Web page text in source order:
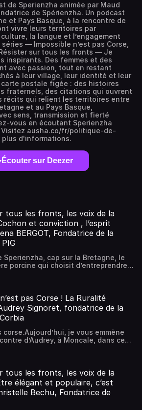
de Sperienzha animée par Maud
de Spérienzha. Un podcast
et Pays Basque, à la rencontre de
vivre leurs territoires par
la langue et l’engagement
— Impossible n’est pas Corse,
sur tous les fronts — Je
inspirants. Des femmes et des
avec passion, tout en restant
à leur village, leur identité et leur
postale figée : des histoires
fraternels, des citations qui ouvrent
récits qui relient les territoires entre
et au Pays Basque,
sens, transmission et fierté
vous en écoutant Sperienzha
Visitez ausha.co/fr/politique-de-
d'informations.
Écouter sur Deezer
tous les fronts, les voix de la
et conviction , l’esprit
BERGOT, Fondatrice de la
Sperienzha, cap sur la Bretagne, le
porcine qui choisit d’entreprendre
de notre série Les voix de la
les Bretonnes et les Bretons
d’une vision familiale, collective et
porcine.À travers cet échange,
de culture paysanne, de
carbone, d’innovation et de
Awena, jeune entrepreneure
son père un projet ancré dans le
breton retrouve une image vivante,
choisi pour cet épisode la phrase
c’est bien le cas de la filière
mon invitée, qui avance avec
esprit de collectif pour imaginer
produire, de transmettre et de
Bretagne.Au programme :Bretagne,
porcine et élevage
pas Corse ! La Ruralité
Signoret, fondatrice de la
corse.Aujourd’hui, je vous emmène
d’Audrey, à Moncale, dans ce
Pietro Morati appelait déjà en 1715
Balagne, la nature offre ses
à tailler.À l’heure où la Corse,
à écrire une nouvelle page de leur
plus que jamais comme une
d’économie durable, de et de vie
là où l’on est suffit à ouvrir
tous les fronts, les voix de la
élégant et populaire, c’est
Bechu, Fondatrice de